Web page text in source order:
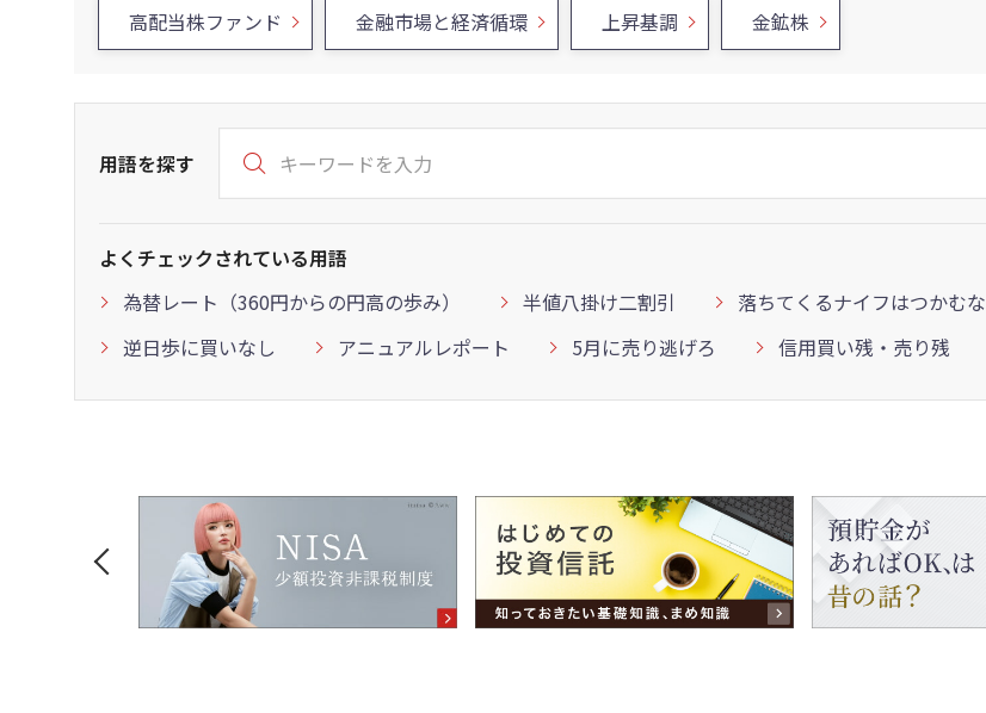
高配当株ファンド 金融市場と経済循環 上昇基調 金鉱株
用語を探す
よくチェックされている用語
為替レート（360円からの円高の歩み）
半値八掛け二割引
落ちてくるナイフはつかむな
逆日歩に買いなし
アニュアルレポート 5月に売り逃げろ 信用買い残・売り残